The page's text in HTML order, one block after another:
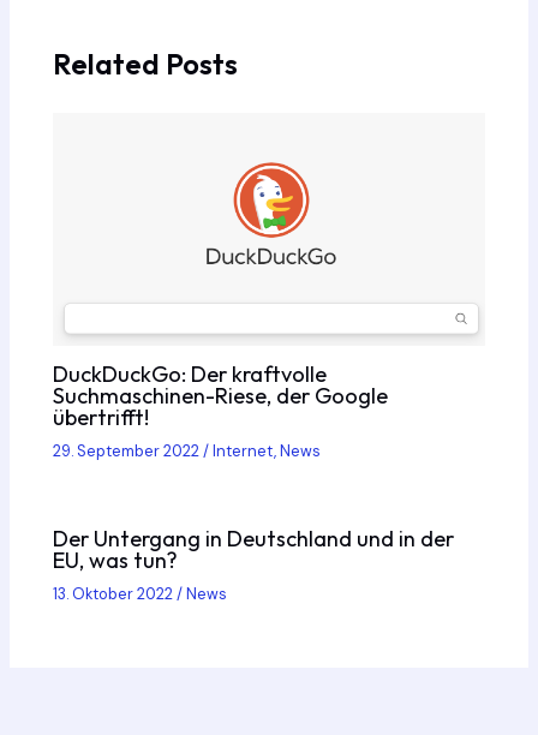
Related Posts
DuckDuckGo: Der kraftvolle
Suchmaschinen-Riese, der Google
übertrifft!
29. September 2022/Internet,News
Der Untergang in Deutschland und in der
EU, was tun?
13. Oktober 2022/News